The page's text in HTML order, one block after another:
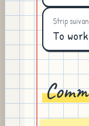
Strip
To